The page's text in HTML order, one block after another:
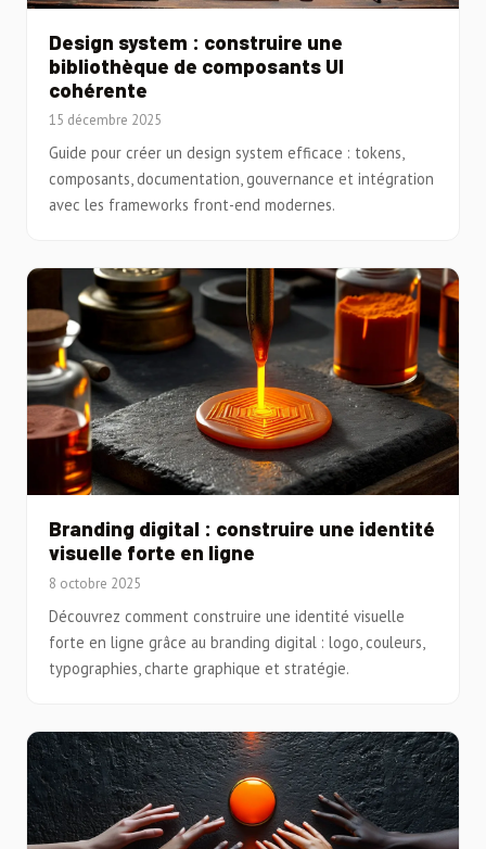
Design system : construire une
bibliothèque de composants UI
cohérente
15 décembre 2025
Guide pour créer un design system efficace : tokens,
composants, documentation, gouvernance et intégration
avec les frameworks front-end modernes.
Branding digital : construire une identité
visuelle forte en ligne
8 octobre 2025
Découvrez comment construire une identité visuelle
forte en ligne grâce au branding digital : logo, couleurs,
typographies, charte graphique et stratégie.